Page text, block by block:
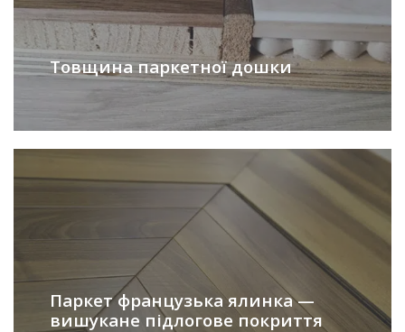
Товщина паркетної дошки
Паркет французька ялинка —
вишукане підлогове покриття